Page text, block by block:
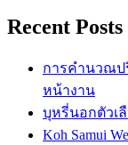
Recent Posts
การคำนวณป
หน้างาน
บุหรี่นอกตัวเ
Koh Samui